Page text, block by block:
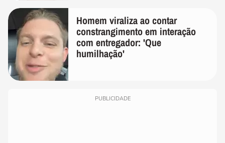
Homem viraliza ao contar
constrangimento em interação
com entregador: 'Que
humilhação'
PUBLICIDADE